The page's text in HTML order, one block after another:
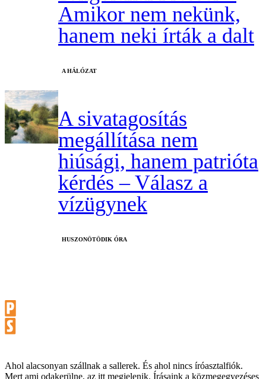
Amikor nem nekünk,
hanem neki írták a dalt
A HÁLÓZAT
A sivatagosítás
megállítása nem
hiúsági, hanem patrióta
kérdés – Válasz a
vízügynek
HUSZONÖTÖDIK ÓRA
Ahol alacsonyan szállnak a sallerek. És ahol nincs íróasztalfiók.
Mert ami odakerülne, az itt megjelenik. Írásaink a közmegegyezéses